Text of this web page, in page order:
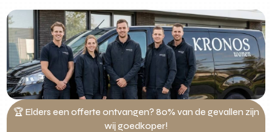
🏆 Elders een offerte ontvangen? 80% van de gevallen zijn
wij goedkoper!